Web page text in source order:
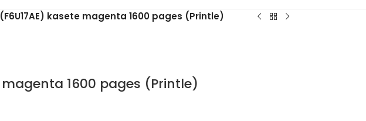
(F6U17AE) kasete magenta 1600 pages (Printle)
magenta 1600 pages (Printle)